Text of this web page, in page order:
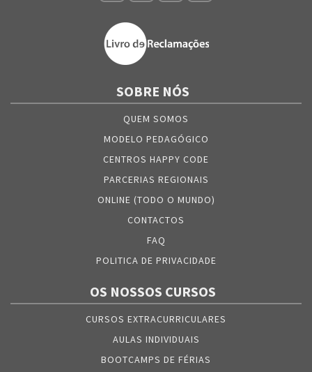
SOBRE NÓS
QUEM SOMOS
MODELO PEDAGÓGICO
CENTROS HAPPY CODE
PARCERIAS REGIONAIS
ONLINE (TODO O MUNDO)
CONTACTOS
FAQ
POLITICA DE PRIVACIDADE
OS NOSSOS CURSOS
CURSOS EXTRACURRICULARES
AULAS INDIVIDUAIS
BOOTCAMPS DE FÉRIAS